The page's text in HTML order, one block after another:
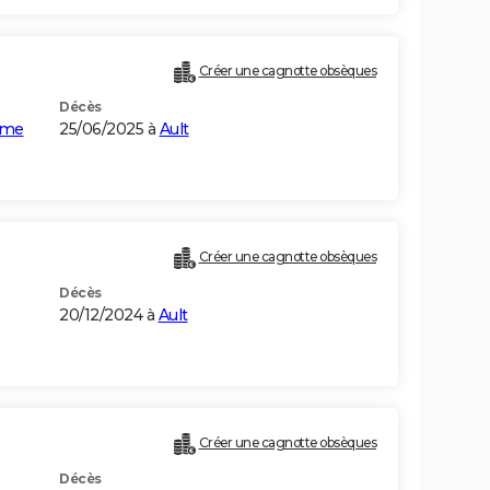
Créer une cagnotte obsèques
Décès
25/06/2025 à Ault
Créer une cagnotte obsèques
Décès
20/12/2024 à Ault
Créer une cagnotte obsèques
Décès